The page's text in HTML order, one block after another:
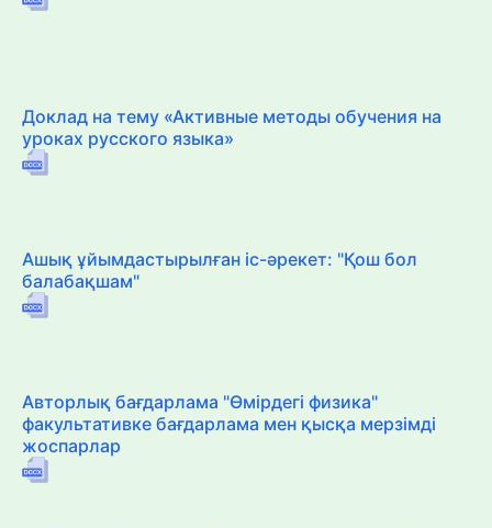
Доклад на тему «Активные методы обучения на
уроках русского языка»
Ашық ұйымдастырылған іс-әрекет: "Қош бол
балабақшам"
Авторлық бағдарлама "Өмірдегі физика"
факультативке бағдарлама мен қысқа мерзімді
жоспарлар